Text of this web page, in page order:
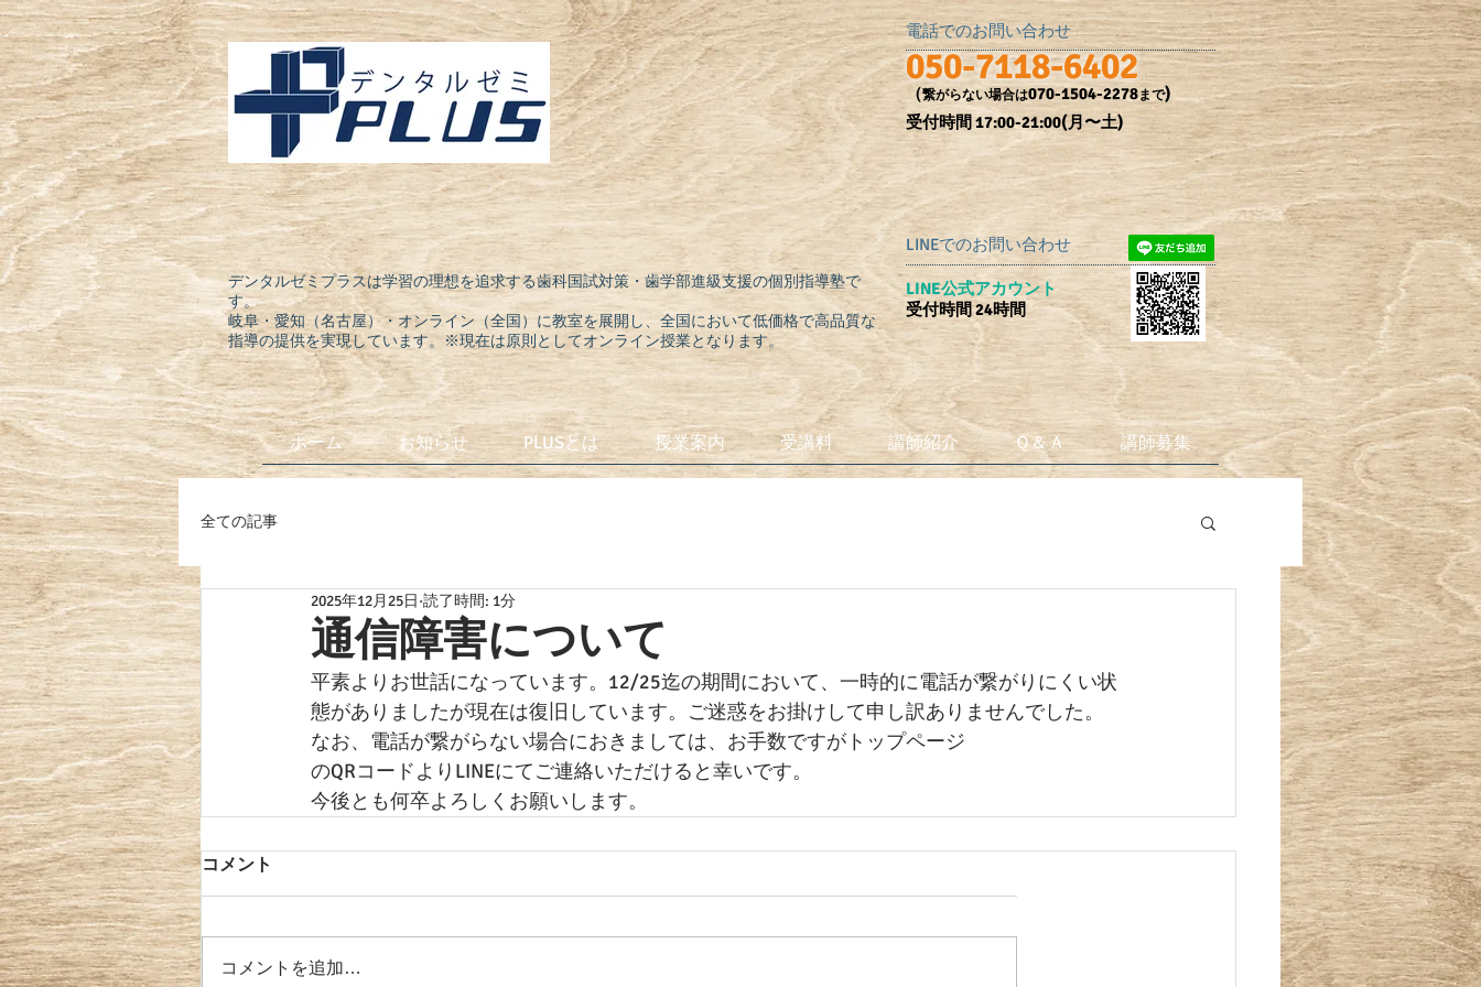
デンタルゼミプラスは学習の理想を追求する歯科国試対策・歯学部進級支援の個別指導塾で
す。
岐阜・愛知（名古屋）・オンライン（全国）に教室を展開し、全国において低価格で高品質な
指導の提供を実現しています。※現在は原則としてオンライン授業となります。
電話でのお問い合わせ
050-7118-6402
（繋がらない場合は070-1504-2278まで)
受付時間​ 17:00-21:00(月〜土)
LINEでのお問い合わせ
​LINE公式アカウント
受付時間 24時間
ホーム お知らせ PLUSとは 授業案内 受講料 講師紹介 Ｑ＆Ａ 講師募集
全ての記事
通信障害について
2025年12月25日 読了時間: 1分
平素よりお世話になっています。12/25迄の期間において、一時的に電話が繋がりにくい状
態がありましたが現在は復旧しています。ご迷惑をお掛けして申し訳ありませんでした。
なお、電話が繋がらない場合におきましては、お手数ですがトップページ
のQRコードよりLINEにてご連絡いただけると幸いです。
今後とも何卒よろしくお願いします。
コメント
コメントを追加…